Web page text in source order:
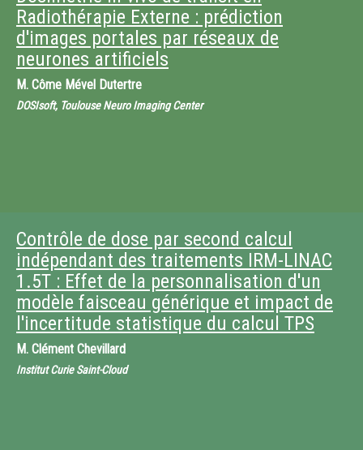
Radiothérapie Externe : prédiction
d'images portales par réseaux de
neurones artificiels
M. Côme Mével Dutertre
DOSIsoft, Toulouse Neuro Imaging Center
Contrôle de dose par second calcul
indépendant des traitements IRM-LINAC
1.5T : Effet de la personnalisation d'un
modèle faisceau générique et impact de
l'incertitude statistique du calcul TPS
M. Clément Chevillard
Institut Curie Saint-Cloud